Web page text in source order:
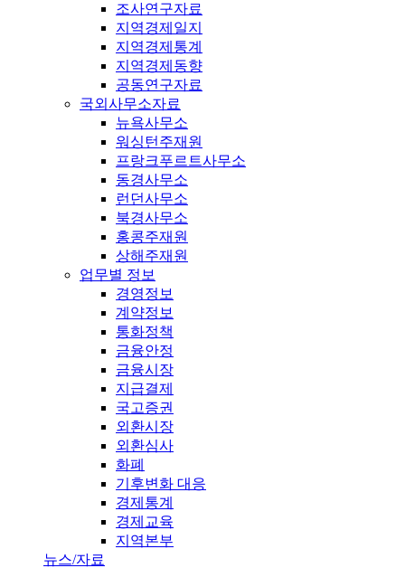
조사연구자료
지역경제일지
지역경제통계
지역경제동향
공동연구자료
국외사무소자료
뉴욕사무소
워싱턴주재원
프랑크푸르트사무소
동경사무소
런던사무소
북경사무소
홍콩주재원
상해주재원
업무별 정보
경영정보
계약정보
통화정책
금융안정
금융시장
지급결제
국고증권
외환시장
외환심사
화폐
기후변화 대응
경제통계
경제교육
지역본부
뉴스/자료